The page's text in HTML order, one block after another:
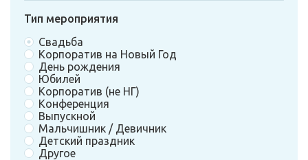
Тип мероприятия
Свадьба
Корпоратив на Новый Год
День рождения
Юбилей
Корпоратив (не НГ)
Конференция
Выпускной
Мальчишник / Девичник
Детский праздник
Другое